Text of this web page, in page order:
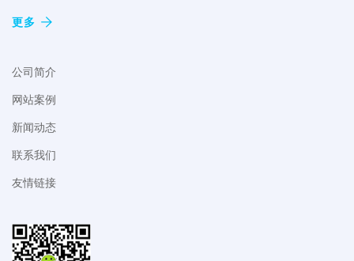
更多
公司简介
网站案例
新闻动态
联系我们
友情链接